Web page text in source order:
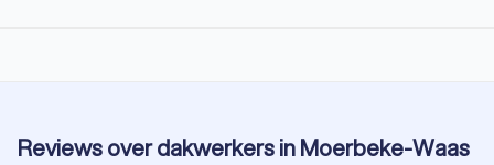
Reviews over dakwerkers in Moerbeke-Waas